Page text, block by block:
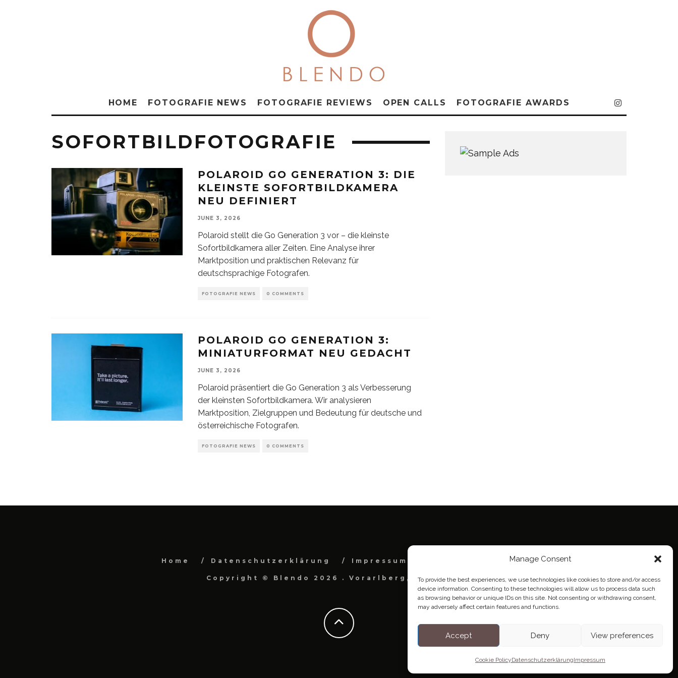
Manage Consent
To provide the best experiences, we use technologies like cookies to store and/or access
device information. Consenting to these technologies will allow us to process data such
as browsing behavior or unique IDs on this site. Not consenting or withdrawing consent,
may adversely affect certain features and functions.
Accept Deny View preferences
Cookie PolicyDatenschutzerklärungImpressum
HOME FOTOGRAFIE NEWS FOTOGRAFIE REVIEWS OPEN CALLS FOTOGRAFIE AWARDS
SOFORTBILDFOTOGRAFIE
POLAROID GO GENERATION 3: DIE
KLEINSTE SOFORTBILDKAMERA
NEU DEFINIERT
JUNE 3, 2026
Polaroid stellt die Go Generation 3 vor – die kleinste
Sofortbildkamera aller Zeiten. Eine Analyse ihrer
Marktposition und praktischen Relevanz für
deutschsprachige Fotografen.
FOTOGRAFIE NEWS 0 COMMENTS
POLAROID GO GENERATION 3:
MINIATURFORMAT NEU GEDACHT
JUNE 3, 2026
Polaroid präsentiert die Go Generation 3 als Verbesserung
der kleinsten Sofortbildkamera. Wir analysieren
Marktposition, Zielgruppen und Bedeutung für deutsche und
österreichische Fotografen.
FOTOGRAFIE NEWS 0 COMMENTS
Home Datenschutzerklärung Impressum Cookie Policy (EU)
Copyright © Blendo 2026 . Vorarlberg, Österreich